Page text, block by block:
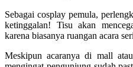
Sebagai cosplay pemula,
ketinggalan! Tisu akan
karena biasanya ruangan acara
Meskipun acaranya di mall